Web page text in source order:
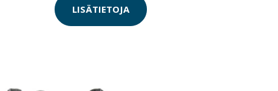
LISÄTIETOJA